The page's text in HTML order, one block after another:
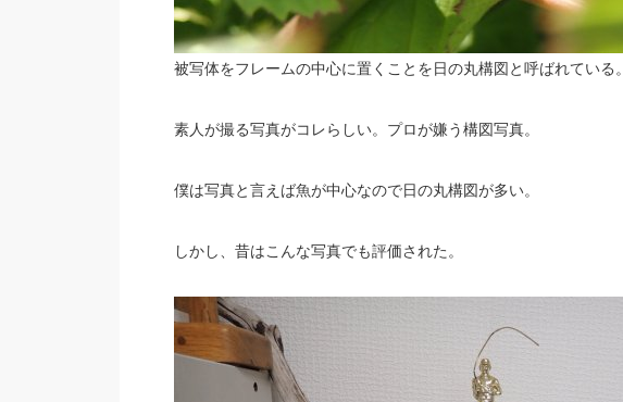
被写体をフレームの中心に置くことを日の丸構図と呼ばれている。
素人が撮る写真がコレらしい。プロが嫌う構図写真。
僕は写真と言えば魚が中心なので日の丸構図が多い。
しかし、昔はこんな写真でも評価された。